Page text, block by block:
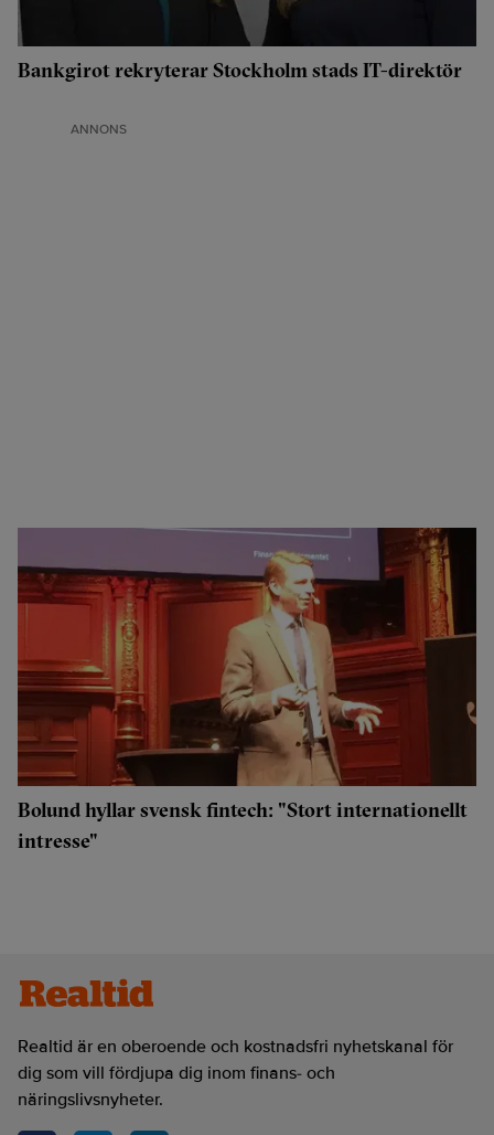
Bankgirot rekryterar Stockholm stads IT-direktör
ANNONS
Bolund hyllar svensk fintech: "Stort internationellt
intresse"
Realtid är en oberoende och kostnadsfri nyhetskanal för
dig som vill fördjupa dig inom finans- och
näringslivsnyheter.